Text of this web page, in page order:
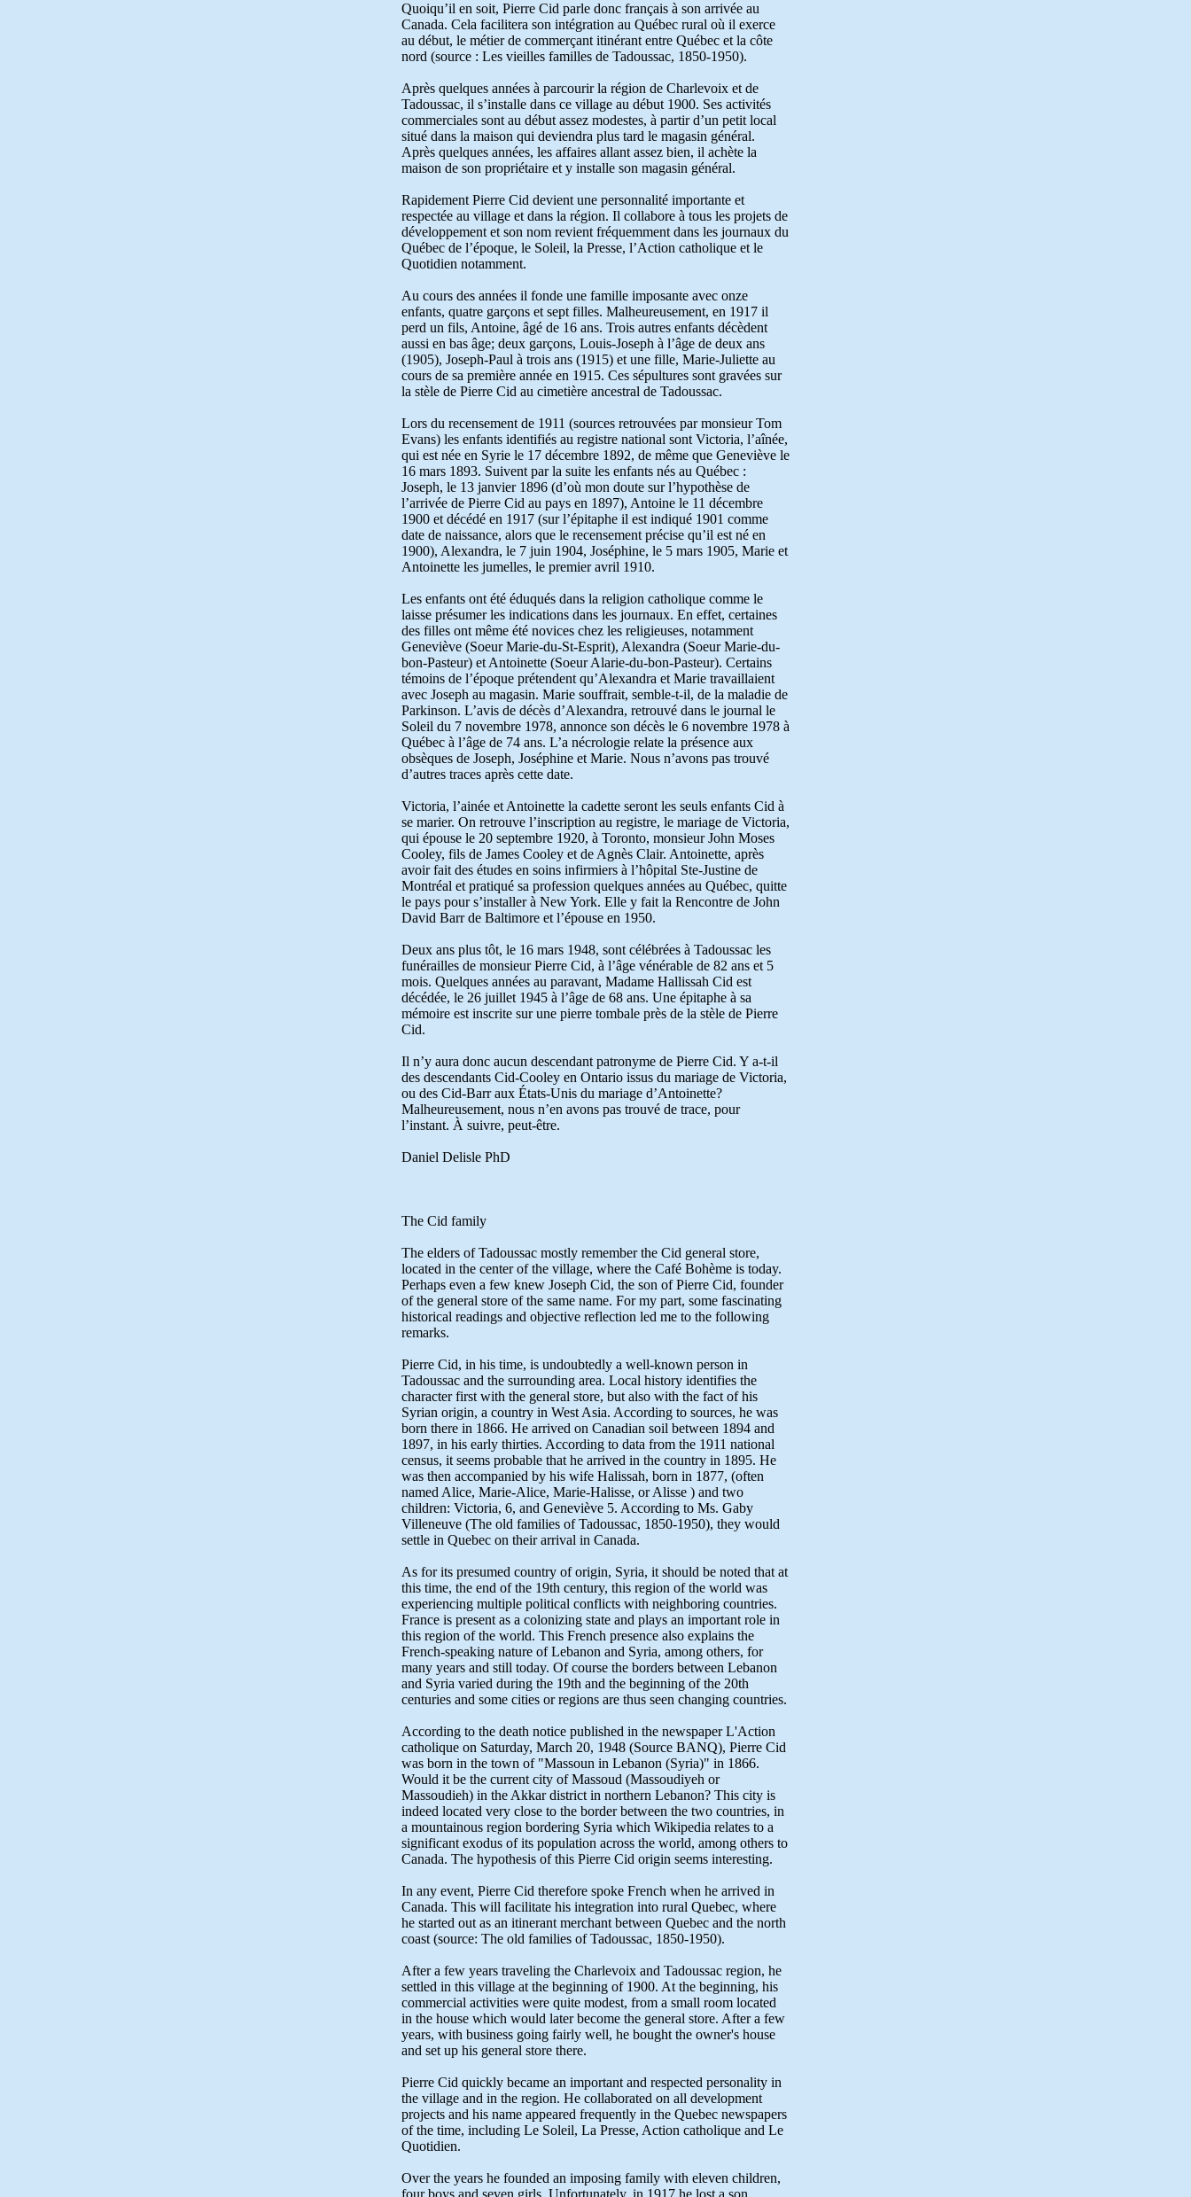
Quoiqu’il en soit, Pierre Cid parle donc français à son arrivée au
Canada. Cela facilitera son intégration au Québec rural où il exerce
au début, le métier de commerçant itinérant entre Québec et la côte
nord (source : Les vieilles familles de Tadoussac, 1850-1950).
Après quelques années à parcourir la région de Charlevoix et de
Tadoussac, il s’installe dans ce village au début 1900. Ses activités
commerciales sont au début assez modestes, à partir d’un petit local
situé dans la maison qui deviendra plus tard le magasin général.
Après quelques années, les affaires allant assez bien, il achète la
maison de son propriétaire et y installe son magasin général.
Rapidement Pierre Cid devient une personnalité importante et
respectée au village et dans la région. Il collabore à tous les projets de
développement et son nom revient fréquemment dans les journaux du
Québec de l’époque, le Soleil, la Presse, l’Action catholique et le
Quotidien notamment.
Au cours des années il fonde une famille imposante avec onze
enfants, quatre garçons et sept filles. Malheureusement, en 1917 il
perd un fils, Antoine, âgé de 16 ans. Trois autres enfants décèdent
aussi en bas âge; deux garçons, Louis-Joseph à l’âge de deux ans
(1905), Joseph-Paul à trois ans (1915) et une fille, Marie-Juliette au
cours de sa première année en 1915. Ces sépultures sont gravées sur
la stèle de Pierre Cid au cimetière ancestral de Tadoussac.
Lors du recensement de 1911 (sources retrouvées par monsieur Tom
Evans) les enfants identifiés au registre national sont Victoria, l’aînée,
qui est née en Syrie le 17 décembre 1892, de même que Geneviève le
16 mars 1893. Suivent par la suite les enfants nés au Québec :
Joseph, le 13 janvier 1896 (d’où mon doute sur l’hypothèse de
l’arrivée de Pierre Cid au pays en 1897), Antoine le 11 décembre
1900 et décédé en 1917 (sur l’épitaphe il est indiqué 1901 comme
date de naissance, alors que le recensement précise qu’il est né en
1900), Alexandra, le 7 juin 1904, Joséphine, le 5 mars 1905, Marie et
Antoinette les jumelles, le premier avril 1910.
Les enfants ont été éduqués dans la religion catholique comme le
laisse présumer les indications dans les journaux. En effet, certaines
des filles ont même été novices chez les religieuses, notamment
Geneviève (Soeur Marie-du-St-Esprit), Alexandra (Soeur Marie-du-
bon-Pasteur) et Antoinette (Soeur Alarie-du-bon-Pasteur). Certains
témoins de l’époque prétendent qu’Alexandra et Marie travaillaient
avec Joseph au magasin. Marie souffrait, semble-t-il, de la maladie de
Parkinson. L’avis de décès d’Alexandra, retrouvé dans le journal le
Soleil du 7 novembre 1978, annonce son décès le 6 novembre 1978 à
Québec à l’âge de 74 ans. L’a nécrologie relate la présence aux
obsèques de Joseph, Joséphine et Marie. Nous n’avons pas trouvé
d’autres traces après cette date.
Victoria, l’ainée et Antoinette la cadette seront les seuls enfants Cid à
se marier. On retrouve l’inscription au registre, le mariage de Victoria,
qui épouse le 20 septembre 1920, à Toronto, monsieur John Moses
Cooley, fils de James Cooley et de Agnès Clair. Antoinette, après
avoir fait des études en soins infirmiers à l’hôpital Ste-Justine de
Montréal et pratiqué sa profession quelques années au Québec, quitte
le pays pour s’installer à New York. Elle y fait la Rencontre de John
David Barr de Baltimore et l’épouse en 1950.
Deux ans plus tôt, le 16 mars 1948, sont célébrées à Tadoussac les
funérailles de monsieur Pierre Cid, à l’âge vénérable de 82 ans et 5
mois. Quelques années au paravant, Madame Hallissah Cid est
décédée, le 26 juillet 1945 à l’âge de 68 ans. Une épitaphe à sa
mémoire est inscrite sur une pierre tombale près de la stèle de Pierre
Cid.
Il n’y aura donc aucun descendant patronyme de Pierre Cid. Y a-t-il
des descendants Cid-Cooley en Ontario issus du mariage de Victoria,
ou des Cid-Barr aux États-Unis du mariage d’Antoinette?
Malheureusement, nous n’en avons pas trouvé de trace, pour
l’instant. À suivre, peut-être.
Daniel Delisle PhD
The Cid family
The elders of Tadoussac mostly remember the Cid general store,
located in the center of the village, where the Café Bohème is today.
Perhaps even a few knew Joseph Cid, the son of Pierre Cid, founder
of the general store of the same name. For my part, some fascinating
historical readings and objective reflection led me to the following
remarks.
Pierre Cid, in his time, is undoubtedly a well-known person in
Tadoussac and the surrounding area. Local history identifies the
character first with the general store, but also with the fact of his
Syrian origin, a country in West Asia. According to sources, he was
born there in 1866. He arrived on Canadian soil between 1894 and
1897, in his early thirties. According to data from the 1911 national
census, it seems probable that he arrived in the country in 1895. He
was then accompanied by his wife Halissah, born in 1877, (often
named Alice, Marie-Alice, Marie-Halisse, or Alisse ) and two
children: Victoria, 6, and Geneviève 5. According to Ms. Gaby
Villeneuve (The old families of Tadoussac, 1850-1950), they would
settle in Quebec on their arrival in Canada.
As for its presumed country of origin, Syria, it should be noted that at
this time, the end of the 19th century, this region of the world was
experiencing multiple political conflicts with neighboring countries.
France is present as a colonizing state and plays an important role in
this region of the world. This French presence also explains the
French-speaking nature of Lebanon and Syria, among others, for
many years and still today. Of course the borders between Lebanon
and Syria varied during the 19th and the beginning of the 20th
centuries and some cities or regions are thus seen changing countries.
According to the death notice published in the newspaper L'Action
catholique on Saturday, March 20, 1948 (Source BANQ), Pierre Cid
was born in the town of "Massoun in Lebanon (Syria)" in 1866.
Would it be the current city of Massoud (Massoudiyeh or
Massoudieh) in the Akkar district in northern Lebanon? This city is
indeed located very close to the border between the two countries, in
a mountainous region bordering Syria which Wikipedia relates to a
significant exodus of its population across the world, among others to
Canada. The hypothesis of this Pierre Cid origin seems interesting.
In any event, Pierre Cid therefore spoke French when he arrived in
Canada. This will facilitate his integration into rural Quebec, where
he started out as an itinerant merchant between Quebec and the north
coast (source: The old families of Tadoussac, 1850-1950).
After a few years traveling the Charlevoix and Tadoussac region, he
settled in this village at the beginning of 1900. At the beginning, his
commercial activities were quite modest, from a small room located
in the house which would later become the general store. After a few
years, with business going fairly well, he bought the owner's house
and set up his general store there.
Pierre Cid quickly became an important and respected personality in
the village and in the region. He collaborated on all development
projects and his name appeared frequently in the Quebec newspapers
of the time, including Le Soleil, La Presse, Action catholique and Le
Quotidien.
Over the years he founded an imposing family with eleven children,
four boys and seven girls. Unfortunately, in 1917 he lost a son,